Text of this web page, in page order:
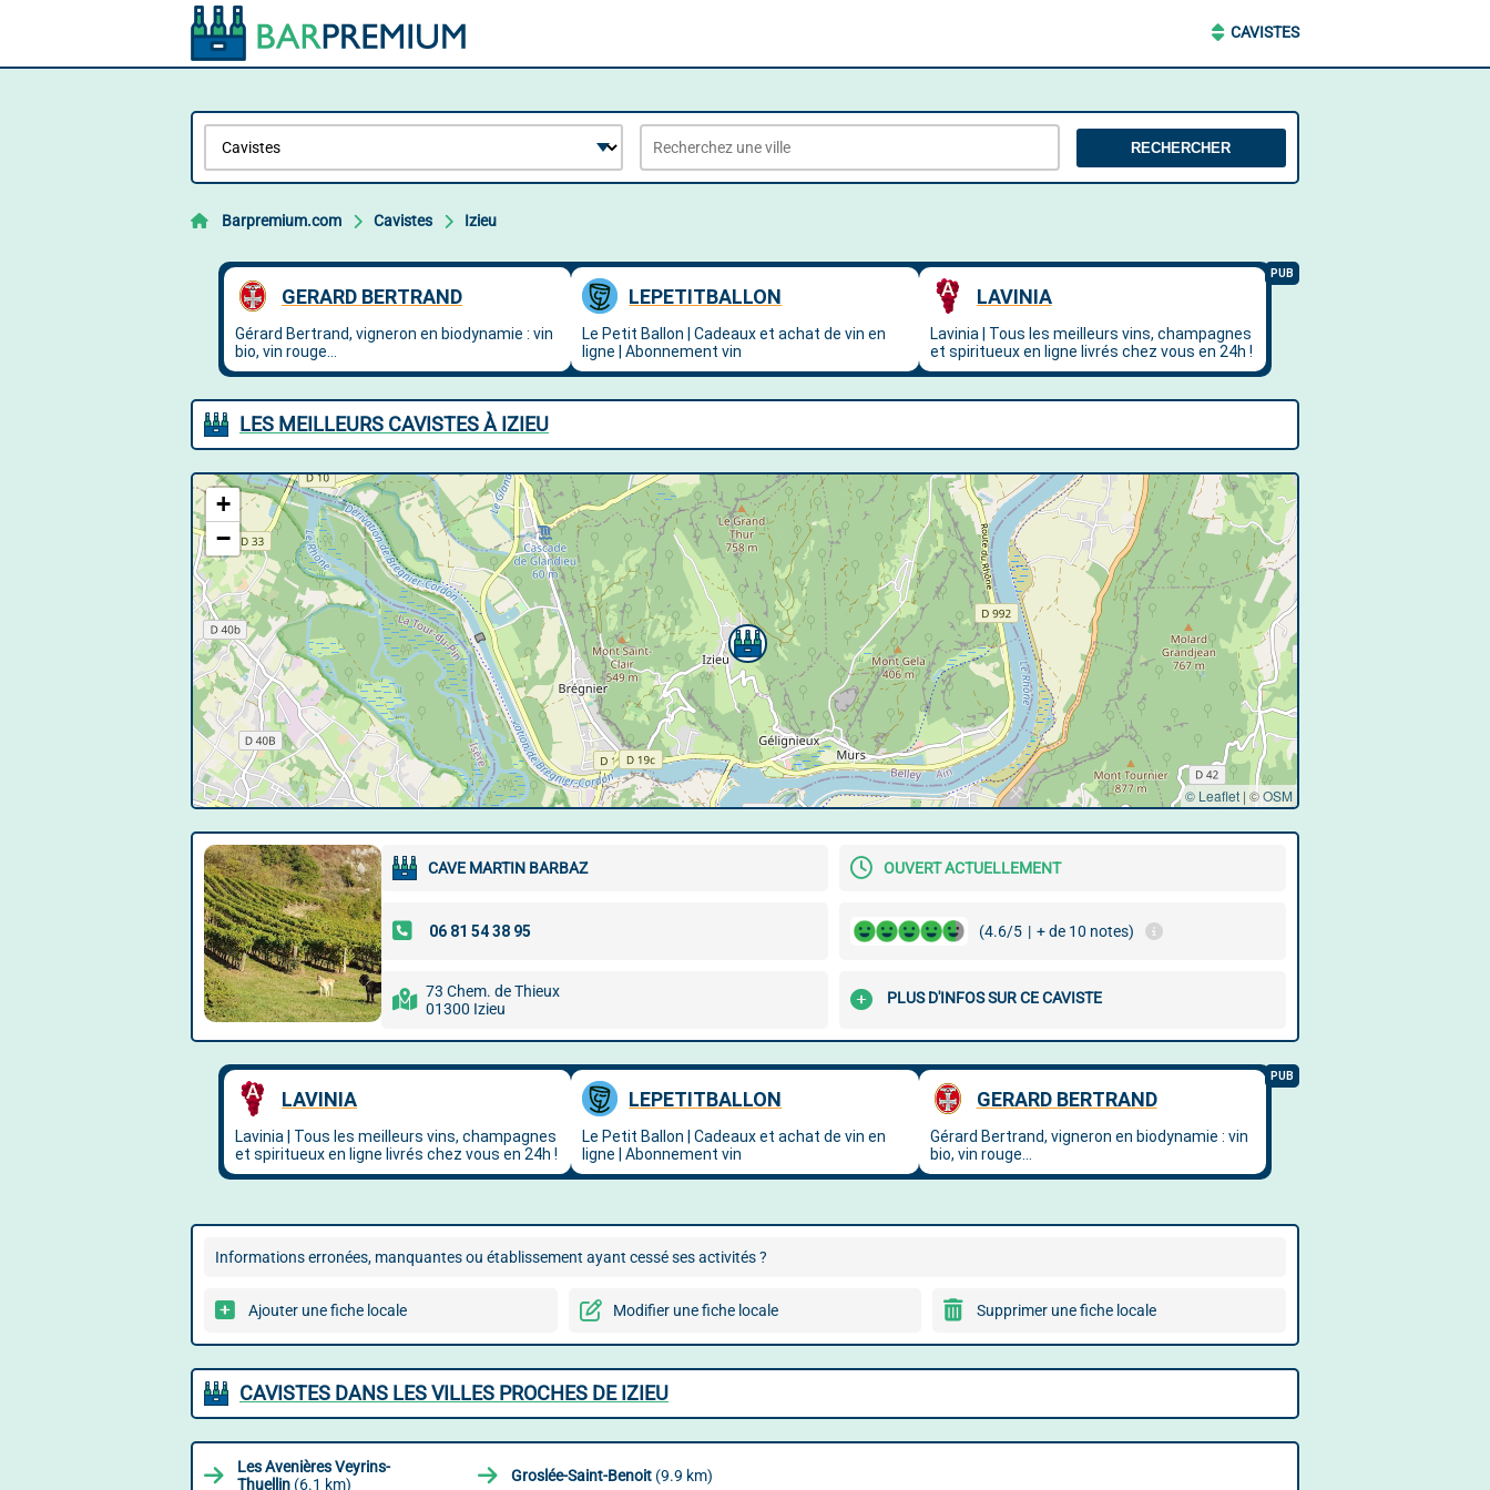
CAVISTES
RECHERCHER
Barpremium.com Cavistes Izieu
LES MEILLEURS CAVISTES À IZIEU
+
−
© Leaflet | ©OSM
CAVE MARTIN BARBAZ OUVERT ACTUELLEMENT
(4.6/5 | + de 10 notes)
73 Chem. de Thieux
01300 Izieu
PLUS D'INFOS SUR CE CAVISTE
Informations erronées, manquantes ou établissement ayant cessé ses activités ?
Ajouter une fiche locale Modifier une fiche locale Supprimer une fiche locale
CAVISTES DANS LES VILLES PROCHES DE IZIEU
Les Avenières Veyrins-
Thuellin (6.1 km) Groslée-Saint-Benoit(9.9 km)